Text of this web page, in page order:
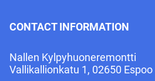
CONTACT INFORMATION
Nallen Kylpyhuoneremontti
Vallikallionkatu 1, 02650 Espoo